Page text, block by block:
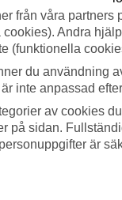
från våra
Andra
(funktionella
du användning
inte anpassad
av cookies
på sidan.
är